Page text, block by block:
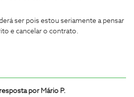
ser pois estou seriamente a pensar
e cancelar o contrato.
porMário P.